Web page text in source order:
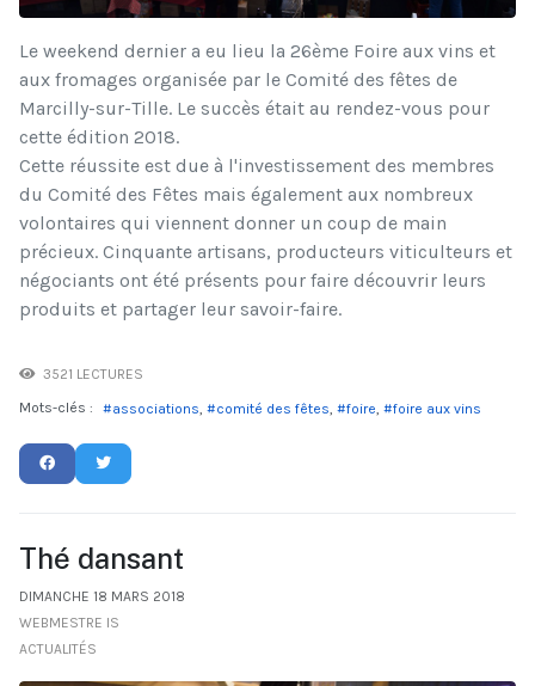
Le weekend dernier a eu lieu la 26ème Foire aux vins et
aux fromages organisée par le Comité des fêtes de
Marcilly-sur-Tille. Le succès était au rendez-vous pour
cette édition 2018.
Cette réussite est due à l'investissement des membres
du Comité des Fêtes mais également aux nombreux
volontaires qui viennent donner un coup de main
précieux. Cinquante artisans, producteurs viticulteurs et
négociants ont été présents pour faire découvrir leurs
produits et partager leur savoir-faire.
3521 LECTURES
Mots-clés :
associations comité des fêtes foire foire aux vins
Thé dansant
DIMANCHE 18 MARS 2018
WEBMESTRE IS
ACTUALITÉS